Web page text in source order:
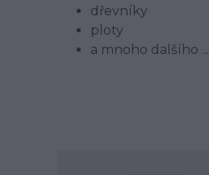
dřevníky
ploty
a mnoho dalšího ...